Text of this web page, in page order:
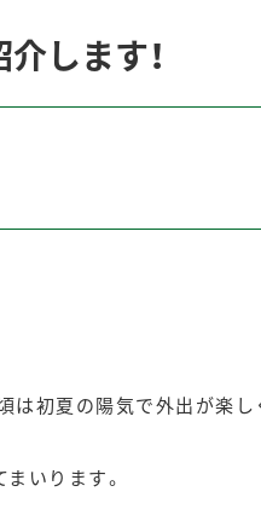
します！
は初夏の陽気で外出が楽
いります。